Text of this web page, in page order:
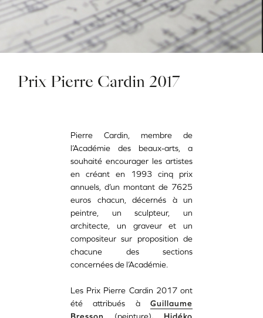
Prix Pierre Cardin 2017
Pierre Cardin, membre de
l’Académie des beaux-arts, a
souhaité encourager les artistes
en créant en 1993 cinq prix
annuels, d’un montant de 7625
euros chacun, décernés à un
peintre, un sculpteur, un
architecte, un graveur et un
compositeur sur proposition de
chacune des sections
concernées de l’Académie.
Les Prix Pierre Cardin 2017 ont
été attribués à
Guillaume